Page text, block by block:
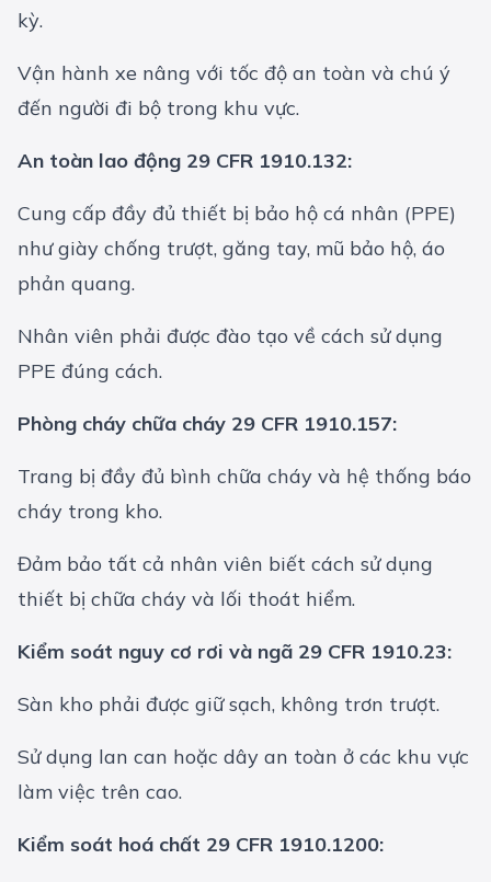
kỳ.
Vận hành xe nâng với tốc độ an toàn và chú ý
đến người đi bộ trong khu vực.
An toàn lao động 29 CFR 1910.132:
Cung cấp đầy đủ thiết bị bảo hộ cá nhân (PPE)
như giày chống trượt, găng tay, mũ bảo hộ, áo
phản quang.
Nhân viên phải được đào tạo về cách sử dụng
PPE đúng cách.
Phòng cháy chữa cháy 29 CFR 1910.157:
Trang bị đầy đủ bình chữa cháy và hệ thống báo
cháy trong kho.
Đảm bảo tất cả nhân viên biết cách sử dụng
thiết bị chữa cháy và lối thoát hiểm.
Kiểm soát nguy cơ rơi và ngã 29 CFR 1910.23:
Sàn kho phải được giữ sạch, không trơn trượt.
Sử dụng lan can hoặc dây an toàn ở các khu vực
làm việc trên cao.
Kiểm soát hoá chất 29 CFR 1910.1200: